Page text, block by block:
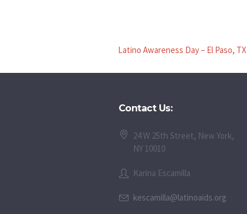
Latino Awareness Day – El Paso, TX
Contact Us:
24 W 25th Street, New York,
NY 10010
Karina Escamilla
kescamilla@latinoaids.org